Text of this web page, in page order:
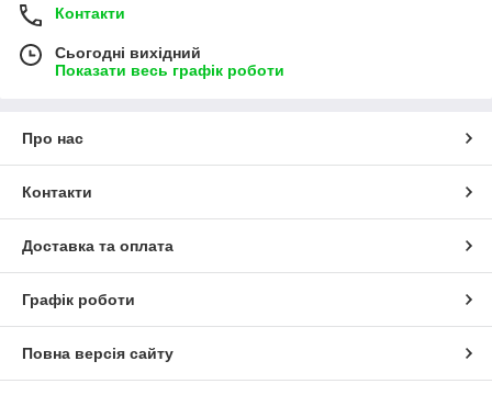
Контакти
Сьогодні вихідний
Показати весь графік роботи
Про нас
Контакти
Доставка та оплата
Графік роботи
Повна версія сайту